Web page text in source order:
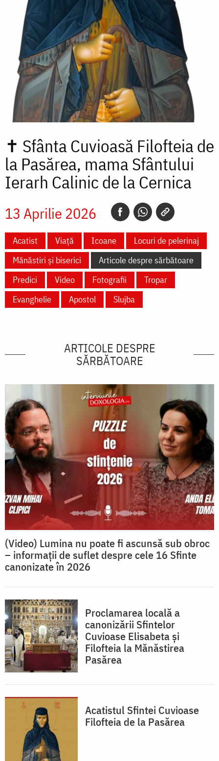
✝ Sfânta Cuvioasă Filofteia de
la Pasărea, mama Sfântului
Ierarh Calinic de la Cernica
13 Aprilie 2026
Acatist Viață Icoane
Locuri de pelerinaj
Mănăstiri și biserici
Articole despre sărbătoare
Predici
Video Fotografii
Tropar
Evanghelie
Apostol Slujba
ARTICOLE DESPRE
SĂRBĂTOARE
(Video) Lumina nu poate fi ascunsă sub obroc
– informații de suflet despre cele 16 Sfinte
canonizate în 2026
Proclamarea locală a
canonizării Sfintelor
Cuvioase Elisabeta și
Filofteia la Mănăstirea
Pasărea
Acatistul Sfintei Cuvioase
Filofteia de la Pasărea